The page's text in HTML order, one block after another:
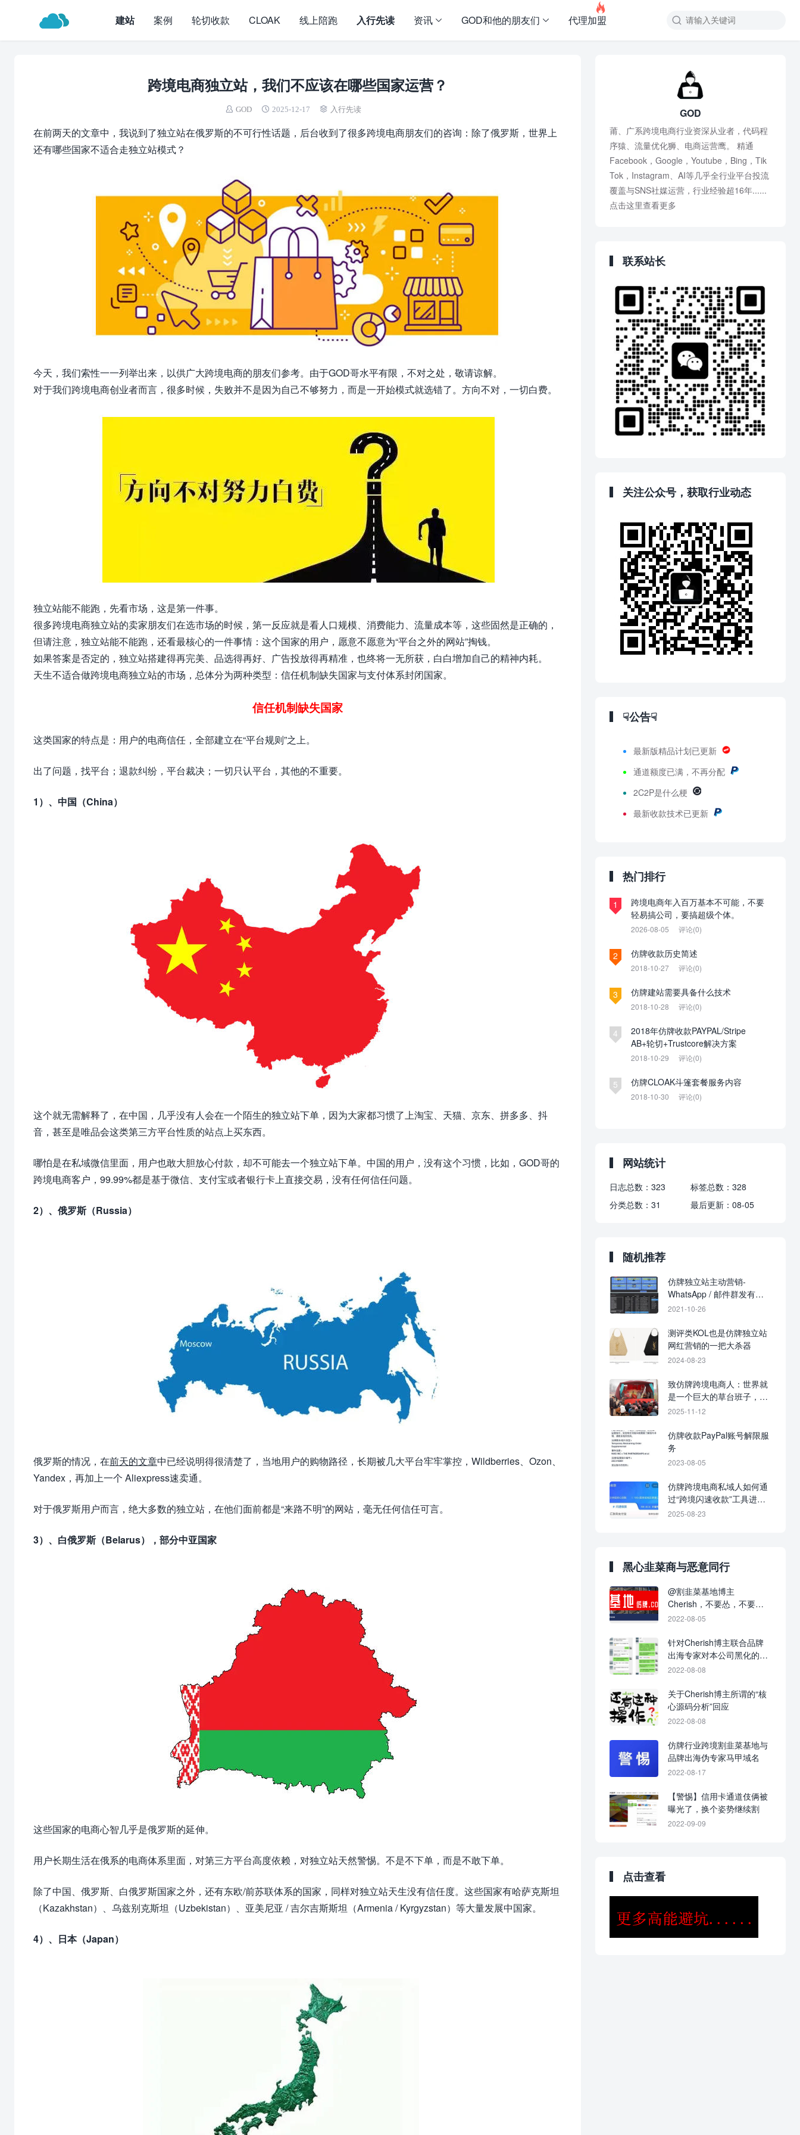
建站 案例 轮切收款 CLOAK 线上陪跑 入行先读 资讯 GOD和他的朋友们 代理加盟

跨境电商独立站，我们不应该在哪些国家运营？
GOD 2025-12-17 入行先读
在前两天的文章中，我说到了独立站在俄罗斯的不可行性话题，后台收到了很多跨境电商朋友们的咨询：除了俄罗斯，世界上
还有哪些国家不适合走独立站模式？
今天，我们索性一一列举出来，以供广大跨境电商的朋友们参考。由于GOD哥水平有限，不对之处，敬请谅解。
对于我们跨境电商创业者而言，很多时候，失败并不是因为自己不够努力，而是一开始模式就选错了。方向不对，一切白费。
独立站能不能跑，先看市场，这是第一件事。
很多跨境电商独立站的卖家朋友们在选市场的时候，第一反应就是看人口规模、消费能力、流量成本等，这些固然是正确的，
但请注意，独立站能不能跑，还看最核心的一件事情：这个国家的用户，愿意不愿意为“平台之外的网站”掏钱。
如果答案是否定的，独立站搭建得再完美、品选得再好、广告投放得再精准，也终将一无所获，白白增加自己的精神内耗。
天生不适合做跨境电商独立站的市场，总体分为两种类型：信任机制缺失国家与支付体系封闭国家。
信任机制缺失国家
这类国家的特点是：用户的电商信任，全部建立在“平台规则”之上。
出了问题，找平台；退款纠纷，平台裁决；一切只认平台，其他的不重要。
1）、中国（China）
这个就无需解释了，在中国，几乎没有人会在一个陌生的独立站下单，因为大家都习惯了上淘宝、天猫、京东、拼多多、抖
音，甚至是唯品会这类第三方平台性质的站点上买东西。
哪怕是在私域微信里面，用户也敢大胆放心付款，却不可能去一个独立站下单。中国的用户，没有这个习惯，比如，GOD哥的
跨境电商客户，99.99%都是基于微信、支付宝或者银行卡上直接交易，没有任何信任问题。
2）、俄罗斯（Russia）
俄罗斯的情况，在前天的文章中已经说明得很清楚了，当地用户的购物路径，长期被几大平台牢牢掌控，Wildberries、Ozon、
Yandex，再加上一个 Aliexpress速卖通。
对于俄罗斯用户而言，绝大多数的独立站，在他们面前都是“来路不明”的网站，毫无任何信任可言。
3）、白俄罗斯（Belarus），部分中亚国家
这些国家的电商心智几乎是俄罗斯的延伸。
用户长期生活在俄系的电商体系里面，对第三方平台高度依赖，对独立站天然警惕。不是不下单，而是不敢下单。
除了中国、俄罗斯、白俄罗斯国家之外，还有东欧/前苏联体系的国家，同样对独立站天生没有信任度。这些国家有哈萨克斯坦
（Kazakhstan）、乌兹别克斯坦（Uzbekistan）、亚美尼亚 / 吉尔吉斯斯坦（Armenia / Kyrgyzstan）等大量发展中国家。
4）、日本（Japan）
GOD
莆、广系跨境电商行业资深从业者，代码程
序猿、流量优化狮、电商运营鹰。 精通
Facebook，Google，Youtube，Bing，Tik
Tok，Instagram、AI等几乎全行业平台投流
覆盖与SNS社媒运营，行业经验超16年......
点击这里查看更多
联系站长
关注公众号，获取行业动态
☟公告☟
最新版精品计划已更新
通道额度已满，不再分配
2C2P是什么梗
最新收款技术已更新
热门排行
1
跨境电商年入百万基本不可能，不要
轻易搞公司，要搞超级个体。
2026-08-05 评论(0)
2 仿牌收款历史简述
2018-10-27 评论(0)
3 仿牌建站需要具备什么技术
2018-10-28 评论(0)
4
2018年仿牌收款PAYPAL/Stripe
AB+轮切+Trustcore解决方案
2018-10-29 评论(0)
5 仿牌CLOAK斗篷套餐服务内容
2018-10-30 评论(0)
网站统计
日志总数： 323 标签总数： 328
分类总数： 31 最后更新： 08-05
随机推荐
仿牌独立站主动营销-
WhatsApp / 邮件群发有何
意义？
2021-10-26
测评类KOL也是仿牌独立站
网红营销的一把大杀器
2024-08-23
致仿牌跨境电商人：世界就
是一个巨大的草台班子，不
要太较真！
2025-11-12
仿牌收款PayPal账号解限服
务
2023-08-05
仿牌跨境电商私域人如何通
过“跨境闪速收款”工具进行
快速收款？
2025-08-23
黑心韭菜商与恶意同行
@割韭菜基地博主
Cherish，不要怂，不要不
回应，不要当缩头乌龟！
2022-08-05
针对Cherish博主联合品牌
出海专家对本公司黑化的战
争进展图
2022-08-08
关于Cherish博主所谓的“核
心源码分析”回应
2022-08-08
仿牌行业跨境割韭菜基地与
品牌出海伪专家马甲域名
2022-08-17
【警惕】信用卡通道伎俩被
曝光了，换个姿势继续割
2022-09-09
点击查看